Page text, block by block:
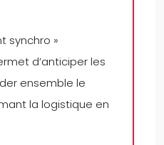
synchro »
d’anticiper les
ensemble le
la logistique en